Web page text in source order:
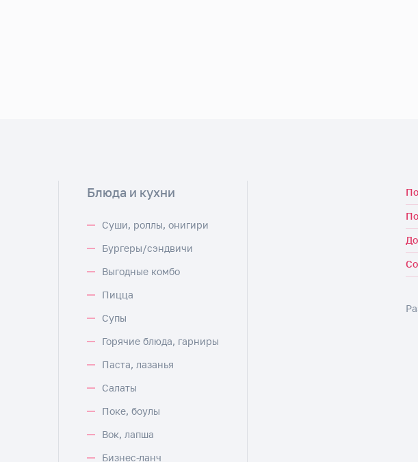
Блюда и кухни
Суши, роллы, онигири
Бургеры/сэндвичи
Выгодные комбо
Пицца
Супы
Горячие блюда, гарниры
Паста, лазанья
Салаты
Поке, боулы
Вок, лапша
Бизнес-ланч